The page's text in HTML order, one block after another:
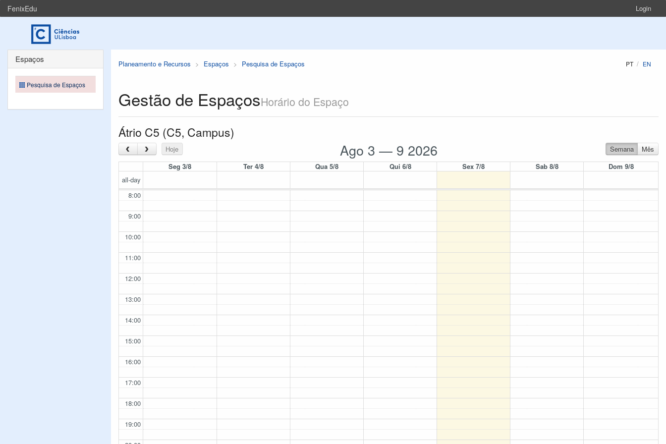
FenixEdu Login
Planeamento e Recursos Espaços Pesquisa de Espaços PT EN
Gestão de EspaçosHorário do Espaço
Átrio C5 (C5, Campus)
‹ › Hoje Ago 3 — 9 2026 Semana
Mês
Seg 3/8
Ter 4/8 Qua 5/8 Qui 6/8 Sex 7/8 Sab 8/8
Dom 9/8
all-day
8:00
9:00
10:00
11:00
12:00
13:00
14:00
15:00
16:00
17:00
18:00
19:00
Espaços
Pesquisa de Espaços